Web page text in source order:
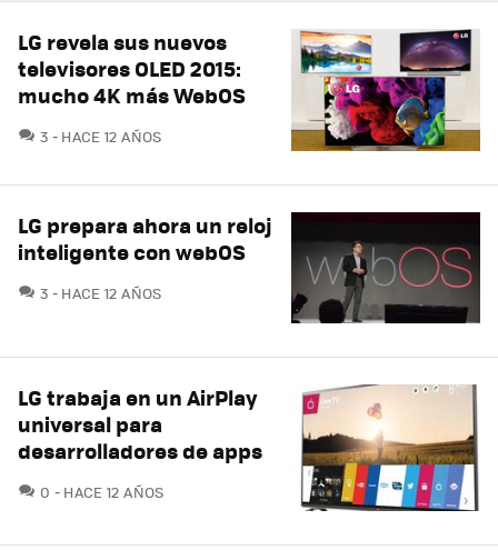
LG revela sus nuevos
televisores OLED 2015:
mucho 4K más WebOS
3 COMENTARIOS
HACE 12 AÑOS
LG prepara ahora un reloj
inteligente con webOS
3 COMENTARIOS
HACE 12 AÑOS
LG trabaja en un AirPlay
universal para
desarrolladores de apps
0 COMENTARIOS
HACE 12 AÑOS